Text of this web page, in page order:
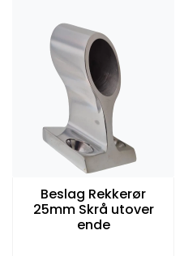
Beslag Rekkerør
25mm Skrå utover
ende